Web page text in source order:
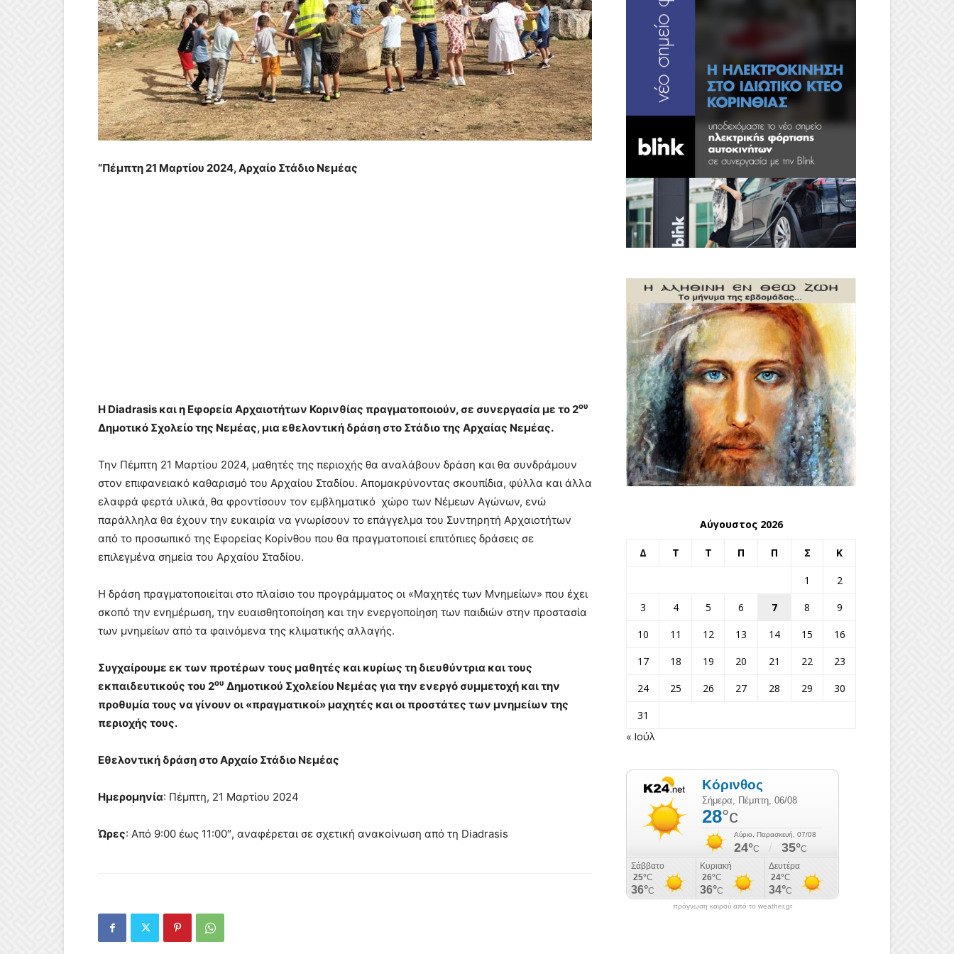
“Πέμπτη 21 Μαρτίου 2024, Αρχαίο Στάδιο Νεμέας
Η Diadrasis και η Εφορεία Αρχαιοτήτων Κορινθίας πραγματοποιούν, σε συνεργασία με το 2ου
Δημοτικό Σχολείο της Νεμέας, μια εθελοντική δράση στο Στάδιο της Αρχαίας Νεμέας.
Την Πέμπτη 21 Μαρτίου 2024, μαθητές της περιοχής θα αναλάβουν δράση και θα συνδράμουν
στον επιφανειακό καθαρισμό του Αρχαίου Σταδίου. Απομακρύνοντας σκουπίδια, φύλλα και άλλα
ελαφρά φερτά υλικά, θα φροντίσουν τον εμβληματικό χώρο των Νέμεων Αγώνων, ενώ
παράλληλα θα έχουν την ευκαιρία να γνωρίσουν το επάγγελμα του Συντηρητή Αρχαιοτήτων
από το προσωπικό της Εφορείας Κορίνθου που θα πραγματοποιεί επιτόπιες δράσεις σε
επιλεγμένα σημεία του Αρχαίου Σταδίου.
Η δράση πραγματοποιείται στο πλαίσιο του προγράμματος οι «Μαχητές των Μνημείων» που έχει
σκοπό την ενημέρωση, την ευαισθητοποίηση και την ενεργοποίηση των παιδιών στην προστασία
των μνημείων από τα φαινόμενα της κλιματικής αλλαγής.
Συγχαίρουμε εκ των προτέρων τους μαθητές και κυρίως τη διευθύντρια και τους
εκπαιδευτικούς του 2ου Δημοτικού Σχολείου Νεμέας για την ενεργό συμμετοχή και την
προθυμία τους να γίνουν οι «πραγματικοί» μαχητές και οι προστάτες των μνημείων της
περιοχής τους.
Εθελοντική δράση στο Αρχαίο Στάδιο Νεμέας
Ημερομηνία: Πέμπτη, 21 Μαρτίου 2024
Ώρες: Από 9:00 έως 11:00″, αναφέρεται σε σχετική ανακοίνωση από τη Diadrasis
Αύγουστος 2026
Δ Τ Τ Π Π Σ Κ
1
2
3
4 5 6 7 8
9
10
11 12 13 14 15
16
17
18 19 20 21 22
23
24
25 26 27 28 29
30
31
« Ιούλ
πρόγνωση καιρού από το weather.gr